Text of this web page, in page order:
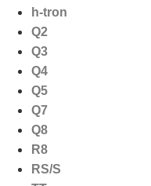
h-tron
Q2
Q3
Q4
Q5
Q7
Q8
R8
RS/S